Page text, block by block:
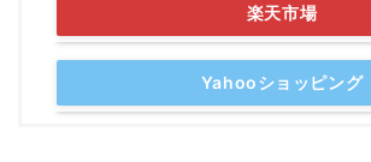
楽天市場
Yahooショッピング